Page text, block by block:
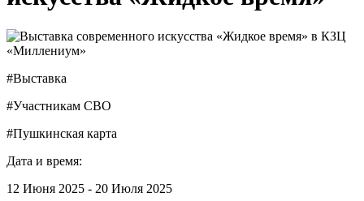
#Выставка
#Участникам СВО
#Пушкинская карта
Дата и время:
12 Июня 2025 - 20 Июля 2025